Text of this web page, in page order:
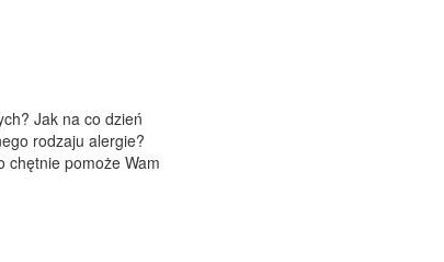
Jak na co dzień
rodzaju alergie?
chętnie pomoże Wam